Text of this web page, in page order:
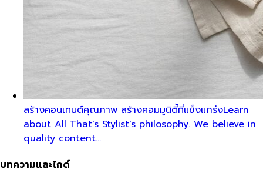
สร้างคอนเทนต์คุณภาพ สร้างคอมมูนิตี้ที่แข็งแกร่งLearn
about All That's Stylist's philosophy. We believe in
quality content…
บทความและไกด์